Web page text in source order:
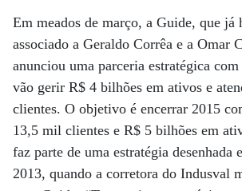
Em meados de março, a Guide, que já
associado a Geraldo Corrêa e a Omar
anunciou uma parceria estratégica
vão gerir R$ 4 bilhões em ativos e
clientes. O objetivo é encerrar 2015
13,5 mil clientes e R$ 5 bilhões em
faz parte de uma estratégia desenhada
2013, quando a corretora do Indusval